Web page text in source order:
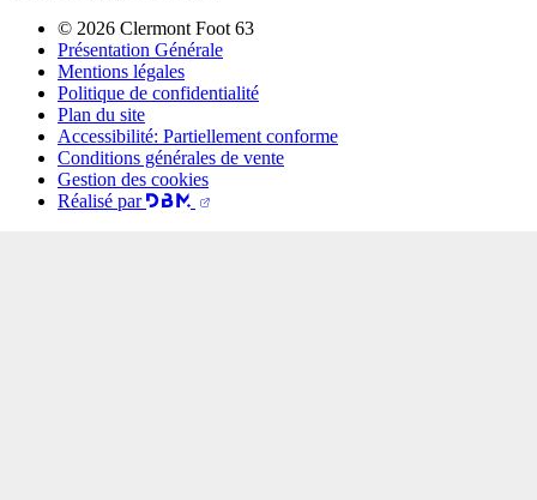
© 2026 Clermont Foot 63
Présentation Générale
Mentions légales
Politique de confidentialité
Plan du site
Accessibilité: Partiellement conforme
Conditions générales de vente
Gestion des cookies
Réalisé par